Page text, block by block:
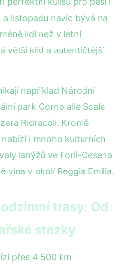
listopadu navíc bývá na
méně lidí než v letní
větší klid a autentičtější
například Národní
park Corno alle Scale
Ridracoli. Kromě
i mnoho kulturních
lanýžů ve Forlì-Cesena
vína v okolí Reggia Emilia.
trasy: Od
stezky
přes 4 500 km